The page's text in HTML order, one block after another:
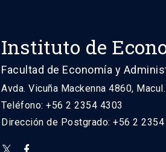
Instituto de
Facultad de Economía y
Avda. Vicuña Mackenna 4860,
Teléfono: +56 2 2354 4303
Dirección de Postgrado: +56 2 2354